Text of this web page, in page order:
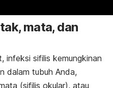
mata, dan
infeksi sifilis kemungkinan
dalam tubuh Anda,
(sifilis okular), atau